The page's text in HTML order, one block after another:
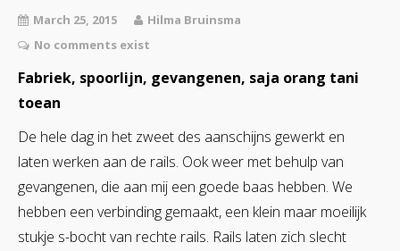
March 25, 2015
Hilma Bruinsma
No comments exist
Fabriek, spoorlijn, gevangenen, saja orang tani
toean
De hele dag in het zweet des aanschijns gewerkt en
laten werken aan de rails. Ook weer met behulp van
gevangenen, die aan mij een goede baas hebben. We
hebben een verbinding gemaakt, een klein maar moeilijk
stukje s-bocht van rechte rails. Rails laten zich slecht